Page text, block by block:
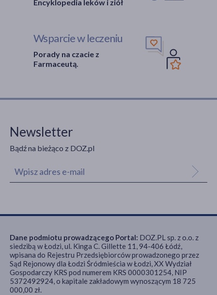
Encyklopedia leków i ziół
Wsparcie w leczeniu
Porady na czacie z
Farmaceutą.
Newsletter
Bądź na bieżąco z DOZ.pl
Dane podmiotu prowadzącego Portal: DOZ.PL sp. z o.o. z
siedzibą w Łodzi, ul. Kinga C. Gillette 11, 94-406 Łódź,
wpisana do Rejestru Przedsiębiorców prowadzonego przez
Sąd Rejonowy dla Łodzi Śródmieścia w Łodzi, XX Wydział
Gospodarczy KRS pod numerem KRS 0000301254, NIP
5372492924, o kapitale zakładowym wynoszącym 18 725
000,00 zł.